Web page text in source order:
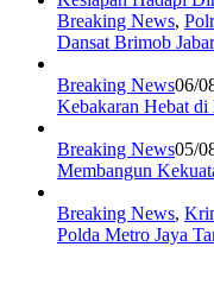
Breaking News,
Dansat Brimob
Breaking News06/
Kebakaran Hebat
Breaking News05/
Membangun
Breaking News,
Polda Metro Jaya